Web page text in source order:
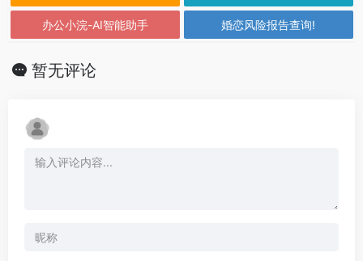
办公小浣-AI智能助手 婚恋风险报告查询!
暂无评论